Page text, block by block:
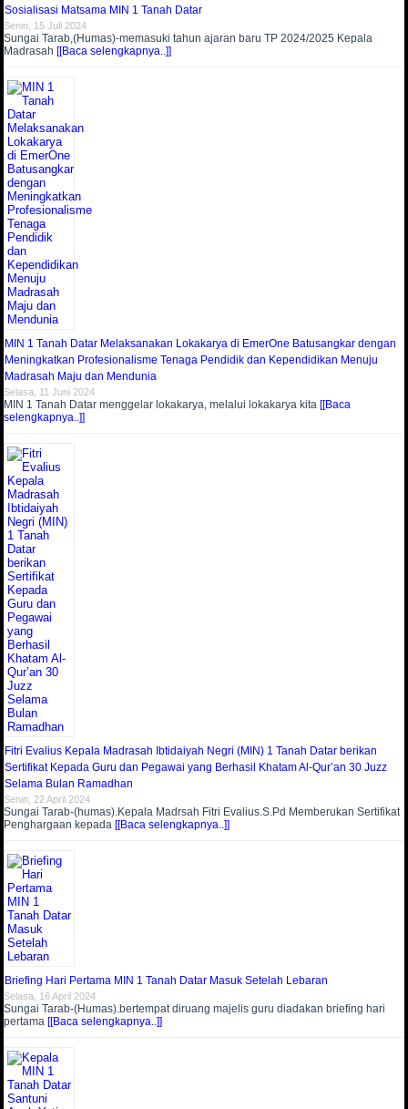
Sosialisasi Matsama MIN 1 Tanah Datar
Senin, 15 Juli 2024
Sungai Tarab,(Humas)-memasuki tahun ajaran baru TP 2024/2025 Kepala
Madrasah[[Baca selengkapnya..]]
MIN 1 Tanah Datar Melaksanakan Lokakarya di EmerOne Batusangkar dengan
Meningkatkan Profesionalisme Tenaga Pendidik dan Kependidikan Menuju
Madrasah Maju dan Mendunia
Selasa, 11 Juni 2024
MIN 1 Tanah Datar menggelar lokakarya, melalui lokakarya kita[[Baca
selengkapnya..]]
Fitri Evalius Kepala Madrasah Ibtidaiyah Negri (MIN) 1 Tanah Datar berikan
Sertifikat Kepada Guru dan Pegawai yang Berhasil Khatam Al-Qur’an 30 Juzz
Selama Bulan Ramadhan
Senin, 22 April 2024
Sungai Tarab-(humas).Kepala Madrsah Fitri Evalius.S.Pd Memberukan Sertifikat
Penghargaan kepada[[Baca selengkapnya..]]
Briefing Hari Pertama MIN 1 Tanah Datar Masuk Setelah Lebaran
Selasa, 16 April 2024
Sungai Tarab-(Humas).bertempat diruang majelis guru diadakan briefing hari
pertama[[Baca selengkapnya..]]